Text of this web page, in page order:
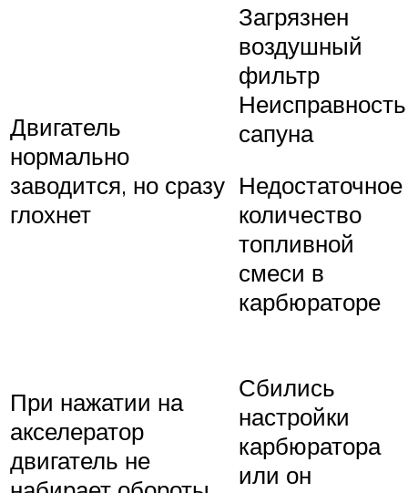
Двигатель
нормально
заводится, но сразу
глохнет
Загрязнен
воздушный
фильтр
Неисправность
сапуна
Недостаточное
количество
топливной
смеси в
карбюраторе
При нажатии на
акселератор
двигатель не
Сбились
настройки
карбюратора
или он